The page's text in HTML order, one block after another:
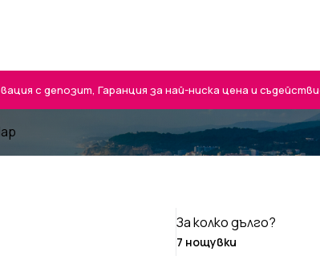
с депозит, Гаранция за най-ниска цена и
За колко дълго?